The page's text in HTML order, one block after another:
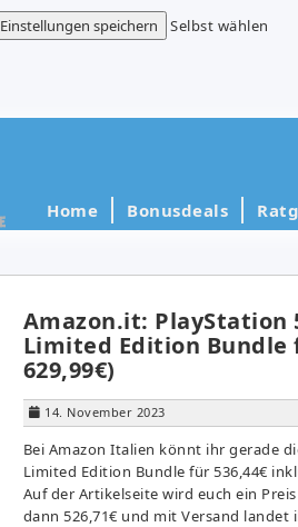
Einstellungen speichern
Selbst wählen
Home Bonusdeals
Amazon.it: PlayStation
Limited Edition Bundle
629,99€)
14. November 2023
Bei Amazon Italien könnt ihr gerade
Limited Edition Bundle für 536,44€
Auf der Artikelseite wird euch ein
dann 526,71€ und mit Versand landet